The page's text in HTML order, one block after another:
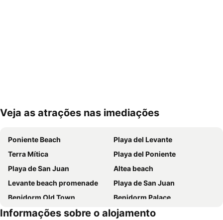
Ampliar mapa
Veja as atrações nas imediações
Poniente Beach
Playa del Levante
Terra Mítica
Playa del Poniente
Playa de San Juan
Altea beach
Levante beach promenade
Playa de San Juan
Benidorm Old Town
Benidorm Palace
Playa Arenal-Bol
Playa
Informações sobre o alojamento